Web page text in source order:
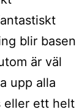
blir basen
är väl
upp alla
eller ett helt